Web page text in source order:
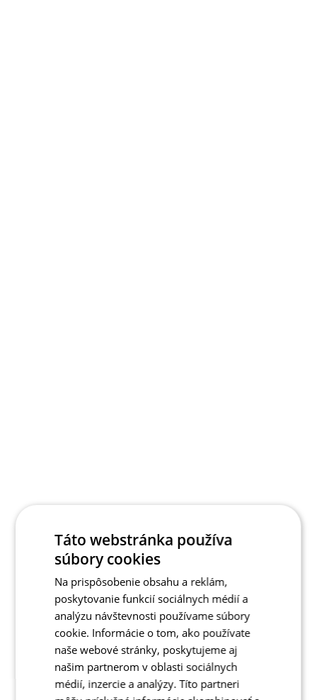
Táto webstránka používa
súbory cookies
Na prispôsobenie obsahu a reklám,
poskytovanie funkcií sociálnych médií a
analýzu návštevnosti používame súbory
cookie. Informácie o tom, ako používate
naše webové stránky, poskytujeme aj
našim partnerom v oblasti sociálnych
médií, inzercie a analýzy. Títo partneri